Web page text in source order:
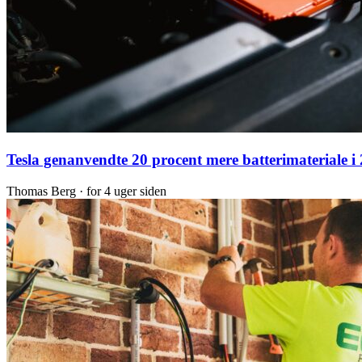
Tesla genanvendte 20 procent mere batterimateriale i
Thomas Berg · for 4 uger siden